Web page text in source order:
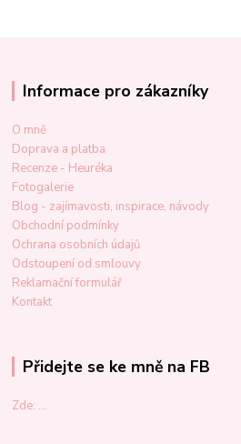
Informace pro zákazníky
O mně
Doprava a platba
Recenze - Heuréka
Fotogalerie
Blog - zajímavosti, inspirace, návody
Obchodní podmínky
Ochrana osobních údajů
Odstoupení od smlouvy
Reklamační formulář
Kontakt
Přidejte se ke mně na FB
Zde: ...